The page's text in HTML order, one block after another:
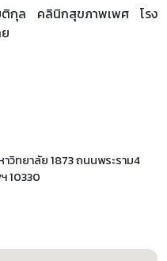
กุล คลินิกสุขภาพเพศ โรง
ทยาลัย 1873 ถนนพระราม4
10330